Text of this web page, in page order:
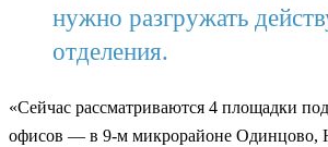
нужно разгружать
отделения.
«Сейчас рассматриваются 4 площадки
офисов — в 9-м микрорайоне Одинцово,